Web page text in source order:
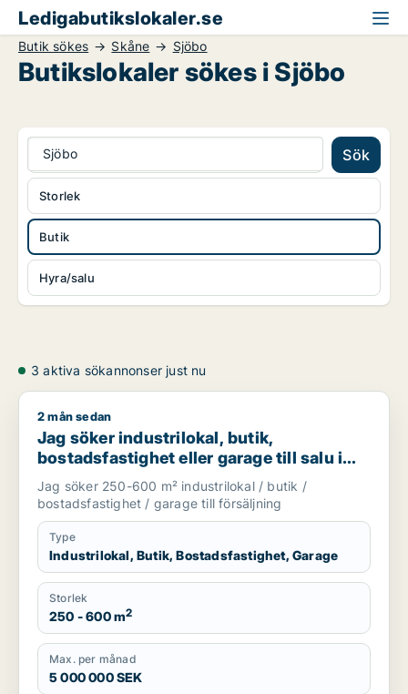
Ledigabutikslokaler.se
Butik sökes Skåne Sjöbo
Butikslokaler sökes i Sjöbo
Sjöbo Sök
Butik
Hyra/salu
Storlek
3 aktiva sökannonser just nu
Jag söker industrilokal, butik, bostadsfastighet eller garage
2 mån sedan
Jag söker industrilokal, butik,
bostadsfastighet eller garage till salu i
Skåne
Jag söker 250-600 m² industrilokal / butik /
bostadsfastighet / garage till försäljning
Type
Industrilokal, Butik, Bostadsfastighet, Garage
Storlek
250 - 600 m2
Max. per månad
5 000 000 SEK